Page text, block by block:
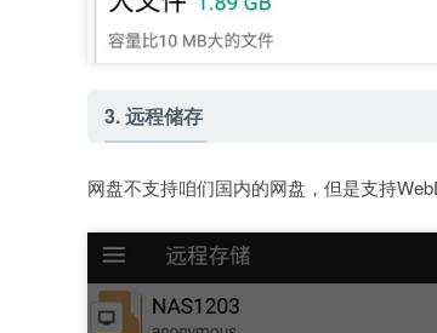
3. 远程储存
网盘不支持咱们国内的网盘，但是支持